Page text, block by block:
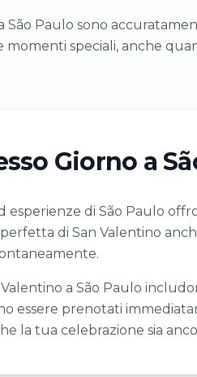
São Paulo sono
speciali, anche
Giorno a
esperienze di São Paulo
di San Valentino
a São Paulo
essere prenotati
la tua celebrazione sia